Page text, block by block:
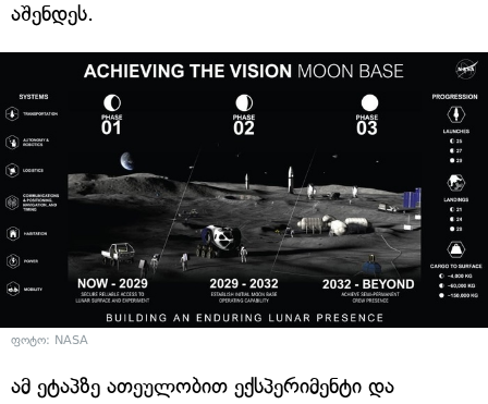
აშენდეს.
ფოტო: NASA
ამ ეტაპზე ათეულობით ექსპერიმენტი და